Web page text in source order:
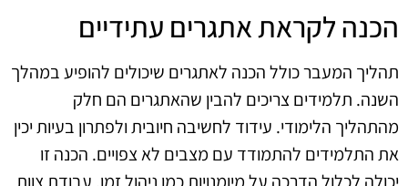
הכנה לקראת אתגרים עתידיים
תהליך המעבר כולל הכנה לאתגרים שיכולים להופיע במהלך
השנה. תלמידים צריכים להבין שהאתגרים הם חלק
מהתהליך הלימודי. עידוד לחשיבה חיובית ולפתרון בעיות יכין
את התלמידים להתמודד עם מצבים לא צפויים. הכנה זו
יכולה לכלול הדרכה על מיומנויות כמו ניהול זמן, עבודת צוות